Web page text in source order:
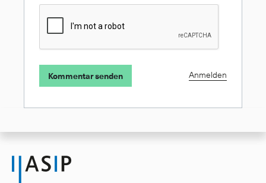
Kommentar senden Anmelden